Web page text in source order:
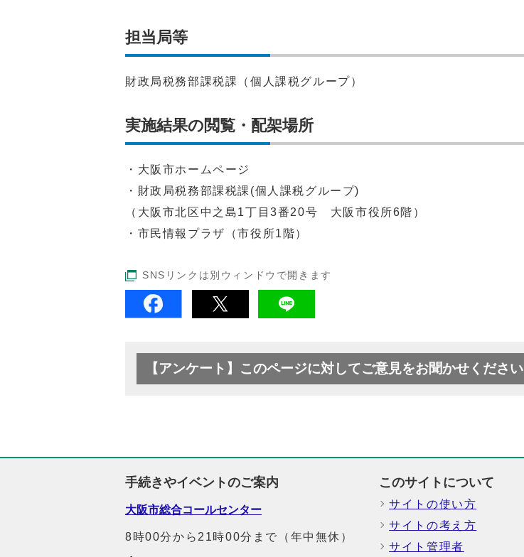
担当局等
財政局税務部課税課（個人課税グループ）
実施結果の閲覧・配架場所
・大阪市ホームページ
・財政局税務部課税課(個人課税グループ)
（大阪市北区中之島1丁目3番20号 大阪市役所6階）
・市民情報プラザ（市役所1階）
SNSリンクは別ウィンドウで開きます
【アンケート】このページに対してご意見をお聞かせください
手続きやイベントのご案内
大阪市総合コールセンター
8時00分から21時00分まで（年中無休）
このサイトについて
サイトの使い方
サイトの考え方
サイト管理者